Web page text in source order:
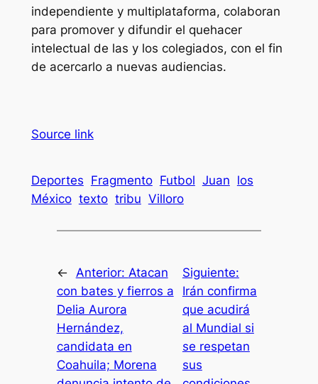
independiente y multiplataforma, colaboran
para promover y difundir el quehacer
intelectual de las y los colegiados, con el fin
de acercarlo a nuevas audiencias.
Source link
Deportes Fragmento Futbol Juan los
México texto tribu Villoro
← Anterior: Atacan
con bates y fierros a
Delia Aurora
Hernández,
candidata en
Coahuila; Morena
Siguiente:
Irán confirma
que acudirá
al Mundial si
se respetan
sus